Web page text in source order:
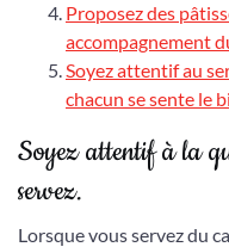
Proposez des
accompagnement
Soyez attentif au
chacun se sente le
Soyez attentif à la
servez.
Lorsque vous servez du